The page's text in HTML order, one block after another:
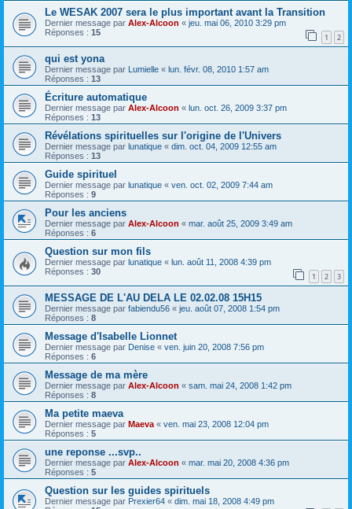
Le WESAK 2007 sera le plus important avant la Transition
Dernier message par Alex-Alcoon « jeu. mai 06, 2010 3:29 pm
Réponses : 15 1 2
qui est yona
Dernier message par Lumielle « lun. févr. 08, 2010 1:57 am
Réponses : 13
Écriture automatique
Dernier message par Alex-Alcoon « lun. oct. 26, 2009 3:37 pm
Réponses : 13
Révélations spirituelles sur l'origine de l'Univers
Dernier message par lunatique « dim. oct. 04, 2009 12:55 am
Réponses : 13
Guide spirituel
Dernier message par lunatique « ven. oct. 02, 2009 7:44 am
Réponses : 9
Pour les anciens
Dernier message par Alex-Alcoon « mar. août 25, 2009 3:49 am
Réponses : 6
Question sur mon fils
Dernier message par lunatique « lun. août 11, 2008 4:39 pm
Réponses : 30 1 2 3
MESSAGE DE L'AU DELA LE 02.02.08 15H15
Dernier message par fabiendu56 « jeu. août 07, 2008 1:54 pm
Réponses : 8
Message d'Isabelle Lionnet
Dernier message par Denise « ven. juin 20, 2008 7:56 pm
Réponses : 6
Message de ma mère
Dernier message par Alex-Alcoon « sam. mai 24, 2008 1:42 pm
Réponses : 8
Ma petite maeva
Dernier message par Maeva « ven. mai 23, 2008 12:04 pm
Réponses : 5
une reponse ...svp..
Dernier message par Alex-Alcoon « mar. mai 20, 2008 4:36 pm
Réponses : 5
Question sur les guides spirituels
Dernier message par Prexier64 « dim. mai 18, 2008 4:49 pm